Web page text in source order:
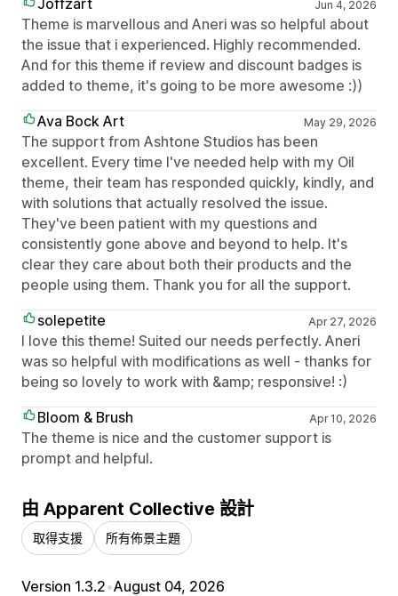
Jun 4, 2026
Theme is marvellous and Aneri was so helpful about
the issue that i experienced. Highly recommended.
And for this theme if review and discount badges is
added to theme, it's going to be more awesome :))
Ava Bock Art
May 29, 2026
The support from Ashtone Studios has been
excellent. Every time I've needed help with my Oil
theme, their team has responded quickly, kindly, and
with solutions that actually resolved the issue.
They've been patient with my questions and
consistently gone above and beyond to help. It's
clear they care about both their products and the
people using them. Thank you for all the support.
solepetite
Apr 27, 2026
I love this theme! Suited our needs perfectly. Aneri
was so helpful with modifications as well - thanks for
being so lovely to work with &amp; responsive! :)
Bloom & Brush
Apr 10, 2026
The theme is nice and the customer support is
prompt and helpful.
由 Apparent Collective 設計
取得支援 所有佈景主題
Version 1.3.2•August 04, 2026